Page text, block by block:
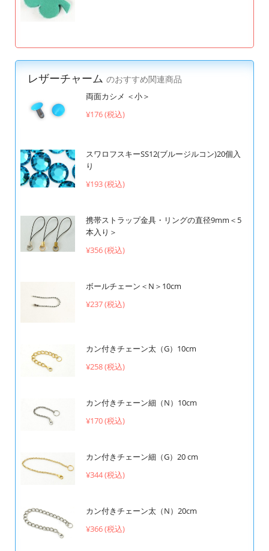
レザーチャーム のおすすめ関連商品
両面カシメ ＜小＞
¥176 (税込)
スワロフスキーSS12(ブルージルコン)20個入
り
¥193 (税込)
携帯ストラップ金具・リングの直径9mm＜5
本入り＞
¥356 (税込)
ボールチェーン＜N＞10cm
¥237 (税込)
カン付きチェーン太（G）10cm
¥258 (税込)
カン付きチェーン細（N）10cm
¥170 (税込)
カン付きチェーン細（G）20 cm
¥344 (税込)
カン付きチェーン太（N）20cm
¥366 (税込)